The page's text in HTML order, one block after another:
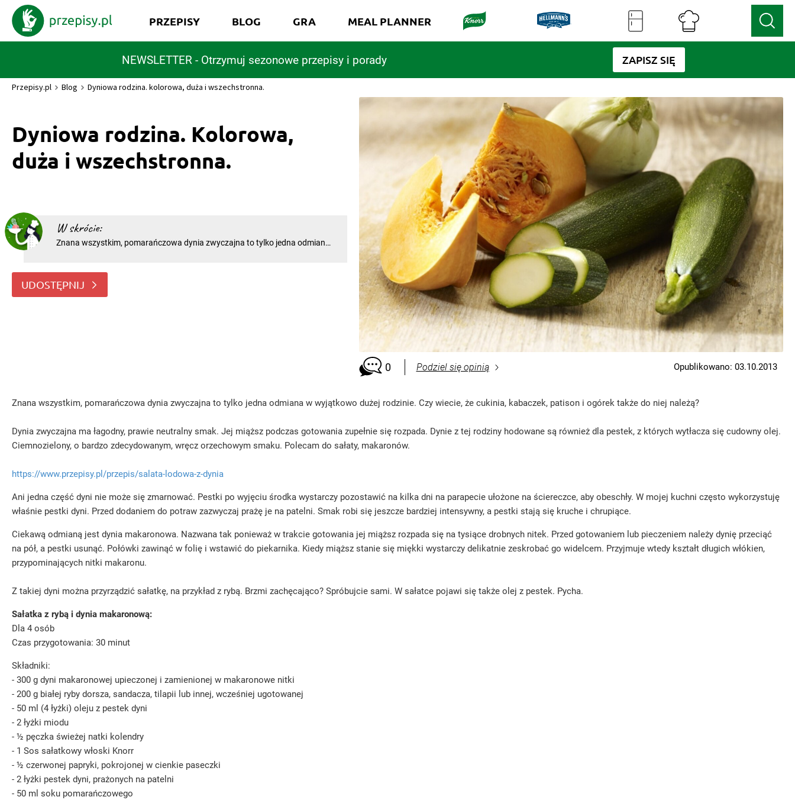
NEWSLETTER - Otrzymuj sezonowe przepisy i porady ZAPISZ SIĘ
PRZEPISY BLOG GRA MEAL PLANNER
Przepisy.pl Blog Dyniowa rodzina. kolorowa, duża i wszechstronna.
Dyniowa rodzina. Kolorowa,
duża i wszechstronna.
W skrócie:
Znana wszystkim, pomarańczowa dynia zwyczajna to tylko jedna odmiana
smak. Jej miąższ podczas gotowania zup
UDOSTĘPNIJ
0 Podziel się opinią Opublikowano: 03.10.2013
Znana wszystkim, pomarańczowa dynia zwyczajna to tylko jedna odmiana w wyjątkowo dużej rodzinie. Czy wiecie, że cukinia, kabaczek, patison i ogórek także do niej należą?
Dynia zwyczajna ma łagodny, prawie neutralny smak. Jej miąższ podczas gotowania zupełnie się rozpada. Dynie z tej rodziny hodowane są również dla pestek, z których wytłacza się cudowny olej.
Ciemnozielony, o bardzo zdecydowanym, wręcz orzechowym smaku. Polecam do sałaty, makaronów.
https://www.przepisy.pl/przepis/salata-lodowa-z-dynia
Ani jedna część dyni nie może się zmarnować. Pestki po wyjęciu środka wystarczy pozostawić na kilka dni na parapecie ułożone na ściereczce, aby obeschły. W mojej kuchni często wykorzystuję
właśnie pestki dyni. Przed dodaniem do potraw zazwyczaj prażę je na patelni. Smak robi się jeszcze bardziej intensywny, a pestki stają się kruche i chrupiące.
Ciekawą odmianą jest dynia makaronowa. Nazwana tak ponieważ w trakcie gotowania jej miąższ rozpada się na tysiące drobnych nitek. Przed gotowaniem lub pieczeniem należy dynię przeciąć
na pół, a pestki usunąć. Połówki zawinąć w folię i wstawić do piekarnika. Kiedy miąższ stanie się miękki wystarczy delikatnie zeskrobać go widelcem. Przyjmuje wtedy kształt długich włókien,
przypominających nitki makaronu.
Z takiej dyni można przyrządzić sałatkę, na przykład z rybą. Brzmi zachęcająco? Spróbujcie sami. W sałatce pojawi się także olej z pestek. Pycha.
Sałatka z rybą i dynia makaronową:
Dla 4 osób
Czas przygotowania: 30 minut
Składniki:
- 300 g dyni makaronowej upieczonej i zamienionej w makaronowe nitki
- 200 g białej ryby dorsza, sandacza, tilapii lub innej, wcześniej ugotowanej
- 50 ml (4 łyżki) oleju z pestek dyni
- 2 łyżki miodu
- ½ pęczka świeżej natki kolendry
- 1 Sos sałatkowy włoski Knorr
- ½ czerwonej papryki, pokrojonej w cienkie paseczki
- 2 łyżki pestek dyni, prażonych na patelni
- 50 ml soku pomarańczowego